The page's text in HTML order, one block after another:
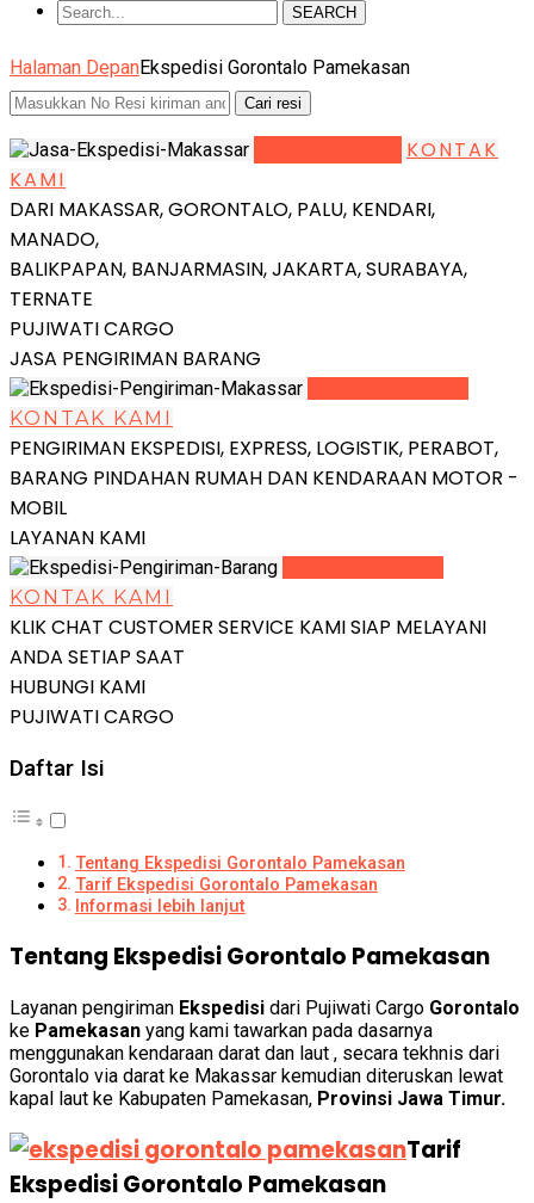
SEARCH
Halaman DepanEkspedisi Gorontalo Pamekasan
KONTAK
KAMI
DARI MAKASSAR, GORONTALO, PALU, KENDARI,
MANADO,
BALIKPAPAN, BANJARMASIN, JAKARTA, SURABAYA,
TERNATE
PUJIWATI CARGO
JASA PENGIRIMAN BARANG
KONTAK KAMI
PENGIRIMAN EKSPEDISI, EXPRESS, LOGISTIK, PERABOT,
BARANG PINDAHAN RUMAH DAN KENDARAAN MOTOR -
MOBIL
LAYANAN KAMI
KONTAK KAMI
KLIK CHAT CUSTOMER SERVICE KAMI SIAP MELAYANI
ANDA SETIAP SAAT
HUBUNGI KAMI
PUJIWATI CARGO
Daftar Isi
Tentang Ekspedisi Gorontalo Pamekasan
Tarif Ekspedisi Gorontalo Pamekasan
Informasi lebih lanjut
Tentang Ekspedisi Gorontalo Pamekasan
Layanan pengiriman Ekspedisi dari Pujiwati Cargo Gorontalo
ke Pamekasan yang kami tawarkan pada dasarnya
menggunakan kendaraan darat dan laut , secara tekhnis dari
Gorontalo via darat ke Makassar kemudian diteruskan lewat
kapal laut ke Kabupaten Pamekasan, Provinsi Jawa Timur.
Tarif
Ekspedisi Gorontalo Pamekasan